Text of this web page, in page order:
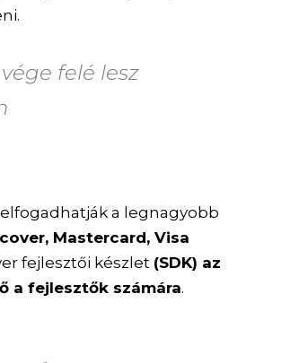
felé lesz
a legnagyobb
Mastercard, Visa
fejlesztői készlet (SDK) az
a fejlesztők számára.